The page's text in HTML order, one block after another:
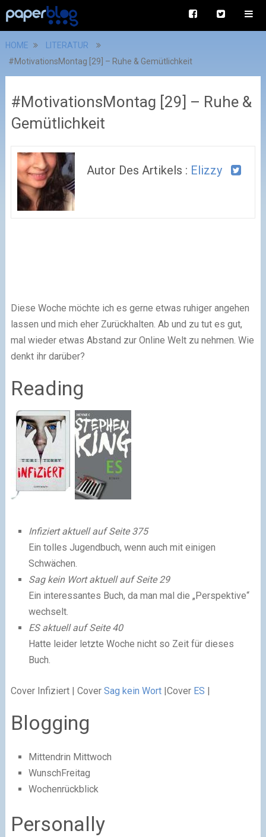
HOME
LITERATUR
#MotivationsMontag [29] – Ruhe & Gemütlichkeit
#MotivationsMontag [29] – Ruhe &
Gemütlichkeit
Autor Des Artikels : Elizzy
Diese Woche möchte ich es gerne etwas ruhiger angehen
lassen und mich eher Zurückhalten. Ab und zu tut es gut,
mal wieder etwas Abstand zur Online Welt zu nehmen. Wie
denkt ihr darüber?
Reading
Infiziert aktuell auf Seite 375
Ein tolles Jugendbuch, wenn auch mit einigen
Schwächen.
Sag kein Wort aktuell auf Seite 29
Ein interessantes Buch, da man mal die „Perspektive“
wechselt.
ES aktuell auf Seite 40
Hatte leider letzte Woche nicht so Zeit für dieses
Buch.
Cover Infiziert | Cover Sag kein Wort|Cover ES |
Blogging
Mittendrin Mittwoch
WunschFreitag
Wochenrückblick
Personally